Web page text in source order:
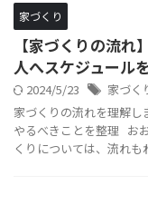
家づくり
【家づくりの流
人へスケジュール
2024/5/23 家づく
家づくりの流れを理解
やるべきことを整理 お
くりについては、流れも